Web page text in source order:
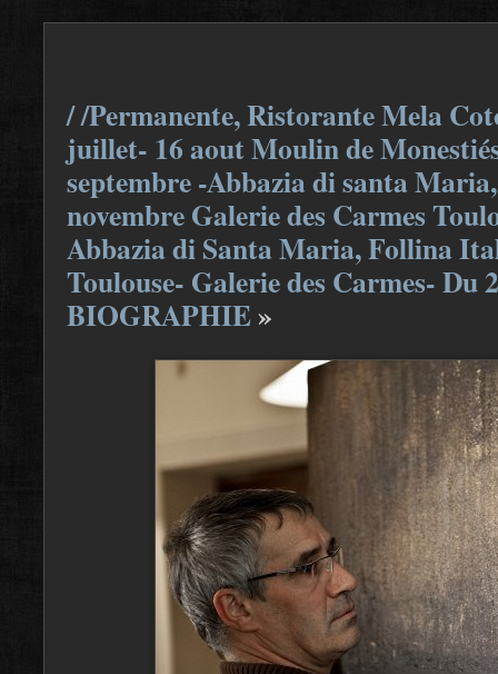
/ /Permanente, Ristorante Mela
juillet- 16 aout Moulin de
septembre -Abbazia di santa
novembre Galerie des Carmes
Abbazia di Santa Maria, Follina
Toulouse- Galerie des Carmes- Du
BIOGRAPHIE»